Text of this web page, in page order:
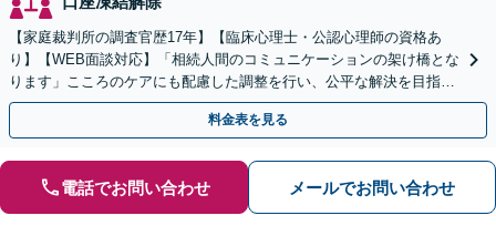
【家庭裁判所の調査官歴17年】【臨床心理士・公認心理師の資格あ
り】【WEB面談対応】「相続人間のコミュニケーションの架け橋とな
ります」こころのケアにも配慮した調整を行い、公平な解決を目指し
ます「成年後見・未成年後見のご相談にも対応」
料金表を見る
電話でお問い合わせ メールでお問い合わせ